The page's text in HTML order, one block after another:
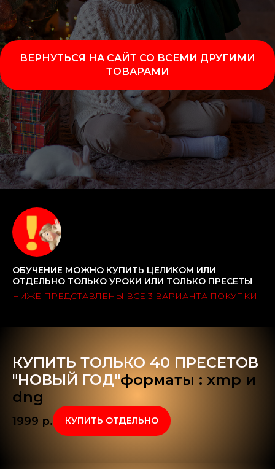
ВЕРНУТЬСЯ НА САЙТ СО ВСЕМИ ДРУГИМИ
ТОВАРАМИ
ОБУЧЕНИЕ МОЖНО КУПИТЬ ЦЕЛИКОМ ИЛИ
ОТДЕЛЬНО ТОЛЬКО УРОКИ ИЛИ ТОЛЬКО ПРЕСЕТЫ
НИЖЕ ПРЕДСТАВЛЕНЫ ВСЕ 3 ВАРИАНТА ПОКУПКИ
КУПИТЬ ТОЛЬКО 40 ПРЕСЕТОВ
"НОВЫЙ ГОД"форматы : xmp и
dng
1999 р. КУПИТЬ ОТДЕЛЬНО